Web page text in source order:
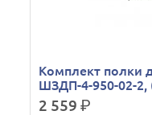
Комплект полки
ШЗДП-4-950-02-2,
2 559р.